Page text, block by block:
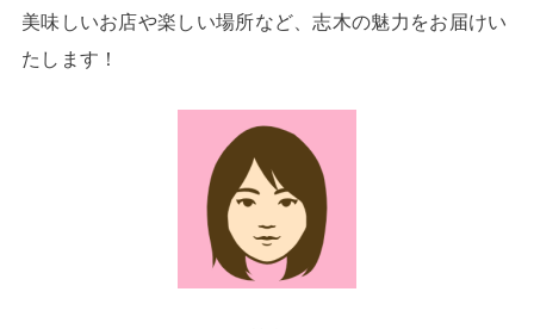
美味しいお店や楽しい場所など、志木の魅力をお届けい
たします！